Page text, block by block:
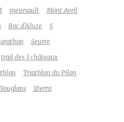
meursault
Mont Avril
Roc d'Aluze
S
Seurre
trail des 3 châteaux
Triathlon du Pilon
Vouglans Xterra